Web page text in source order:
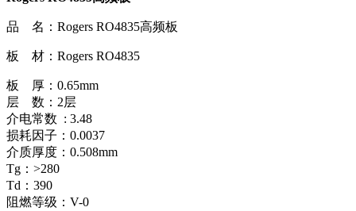
品 名：Rogers RO4835高频板
板 材：Rogers RO4835
板 厚：0.65mm
层 数：2层
介电常数 : 3.48
损耗因子：0.0037
介质厚度：0.508mm
Tg：>280
Td：390
阻燃等级：V-0